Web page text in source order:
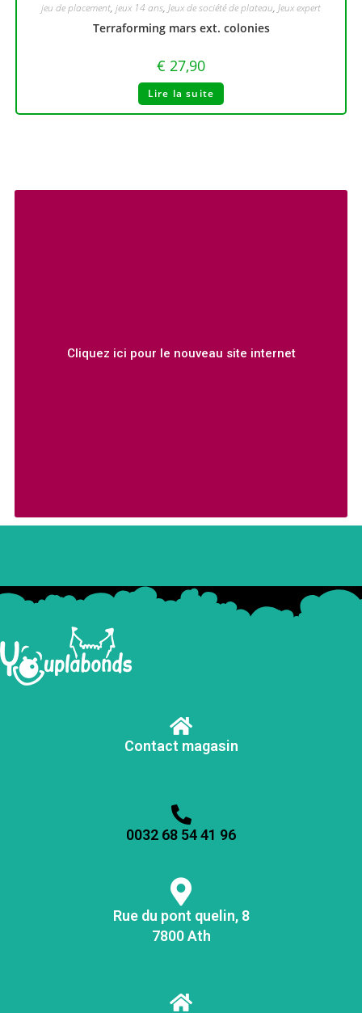
jeu de placement, jeux 14 ans, Jeux de société de plateau, Jeux expert
Terraforming mars ext. colonies
€ 27,90
Lire la suite
Cliquez ici pour le nouveau site internet
Contact magasin
0032 68 54 41 96
Rue du pont quelin, 8
7800 Ath